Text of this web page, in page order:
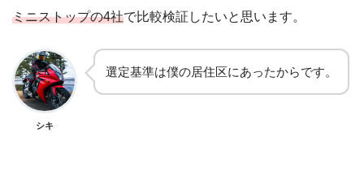
ミニストップの4社で比較検証したいと思います。
シキ
選定基準は僕の居住区にあったからです。